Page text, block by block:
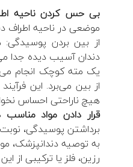
بی حس کردن ناحیه
موضعی در ناحیه اطراف
از بین بردن پوسیدگی:
دندان آسیب دیده جدا
یک مته کوچک انجام
از بین می‌برد. این
هیچ ناراحتی احساس
قرار دادن مواد
برداشتن پوسیدگی،
به توصیه دندانپزشک،
رزین، فلز یا ترکیبی از